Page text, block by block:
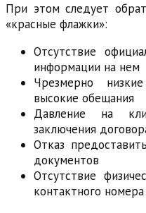
При этом следует
«красные флажки»:
Отсутствие
информации на нем
Чрезмерно
высокие обещания
Давление на
заключения
Отказ
документов
Отсутствие
контактного номера